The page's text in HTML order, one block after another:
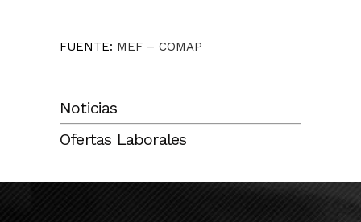
FUENTE: MEF – COMAP
Noticias
Ofertas Laborales